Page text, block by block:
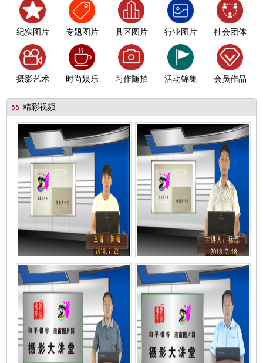
纪实图片 专题图片 县区图片 行业图片 社会团体
摄影艺术 时尚娱乐 习作随拍 活动锦集 会员作品
精彩视频